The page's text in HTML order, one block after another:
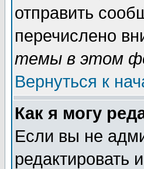
отправить
перечислено
темы в этом
Вернуться к
Как я могу
Если вы не
редактировать